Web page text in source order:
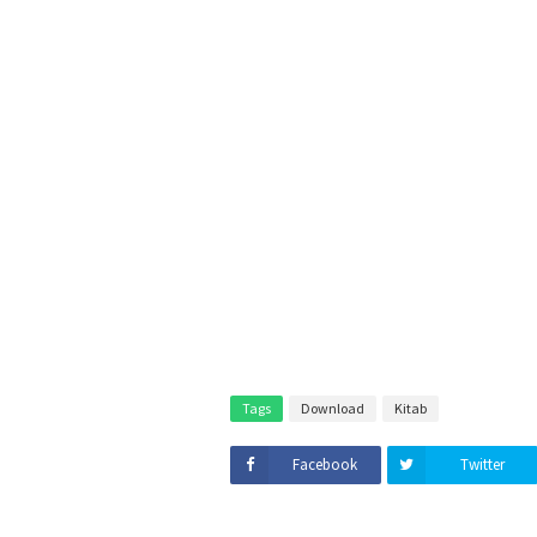
Tags Download Kitab
Facebook Twitter